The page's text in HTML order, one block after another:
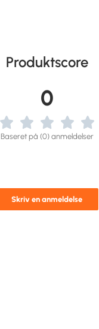
Produktscore
0
Baseret på (0) anmeldelser
Skriv en anmeldelse